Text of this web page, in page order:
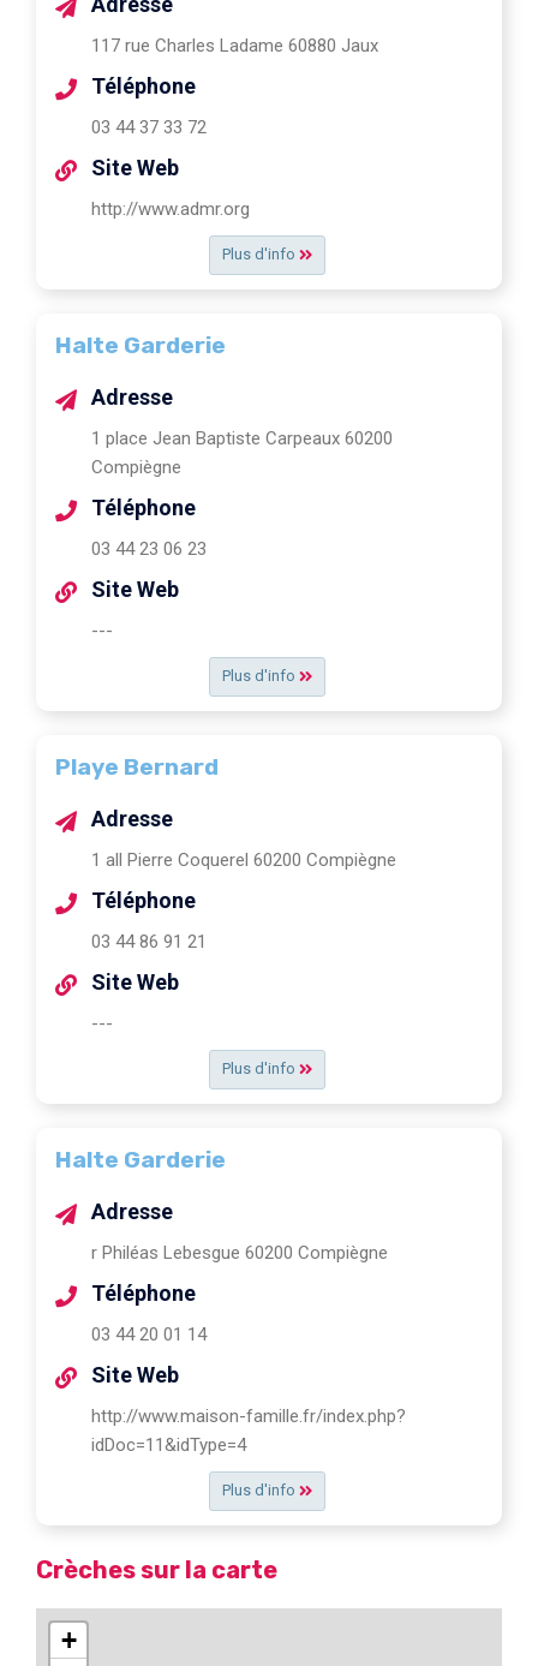
Plus d'info
117 rue Charles Ladame 60880 Jaux
Téléphone
03 44 37 33 72
Site Web
http://www.admr.org
Halte Garderie
Plus d'info
Adresse
1 place Jean Baptiste Carpeaux 60200
Compiègne
Téléphone
03 44 23 06 23
Site Web
---
Playe Bernard
Plus d'info
Adresse
1 all Pierre Coquerel 60200 Compiègne
Téléphone
03 44 86 91 21
Site Web
---
Halte Garderie
Plus d'info
Adresse
r Philéas Lebesgue 60200 Compiègne
Téléphone
03 44 20 01 14
Site Web
http://www.maison-famille.fr/index.php?
idDoc=11&idType=4
Crèches sur la carte
+